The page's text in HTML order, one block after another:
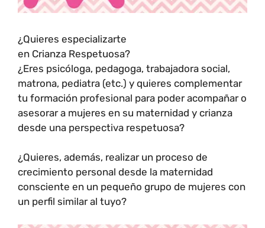
¿Quieres especializarte
en Crianza Respetuosa?
¿Eres psicóloga, pedagoga, trabajadora social,
matrona, pediatra (etc.) y quieres complementar
tu formación profesional para poder acompañar o
asesorar a mujeres en su maternidad y crianza
desde una perspectiva respetuosa?
¿Quieres, además, realizar un proceso de
crecimiento personal desde la maternidad
consciente en un pequeño grupo de mujeres con
un perfil similar al tuyo?